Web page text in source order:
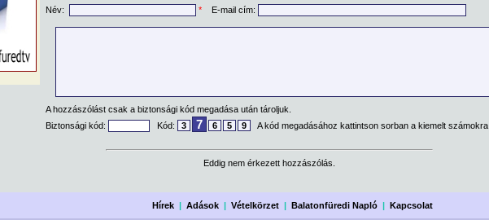
Név: * E-mail cím:
A hozzászólást csak a biztonsági kód megadása után tároljuk.
Biztonsági kód:
Kód: 3 7 6 5 9 A kód megadásához kattintson sorban a kiemelt számokra.
Eddig nem érkezett hozzászólás.
Hírek| Adások| Vételkörzet| Balatonfüredi Napló| Kapcsolat